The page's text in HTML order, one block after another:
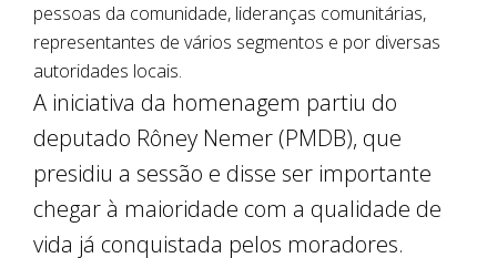
pessoas da comunidade, lideranças comunitárias,
representantes de vários segmentos e por diversas
autoridades locais.
A iniciativa da homenagem partiu do
deputado Rôney Nemer (PMDB), que
presidiu a sessão e disse ser importante
chegar à maioridade com a qualidade de
vida já conquistada pelos moradores.